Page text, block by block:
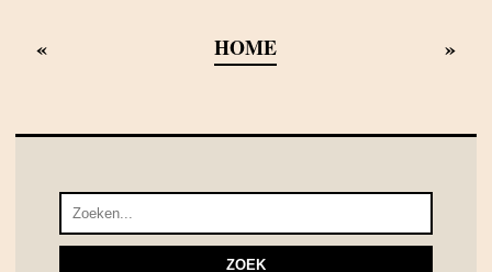
« HOME »